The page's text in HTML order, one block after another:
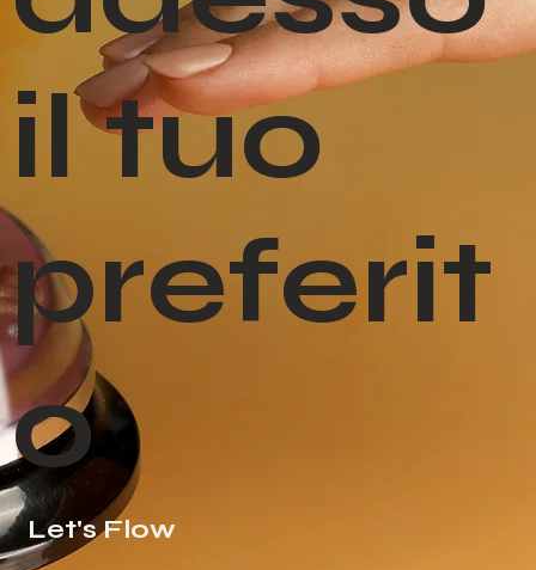
il tuo
preferit
o
Let's Flow